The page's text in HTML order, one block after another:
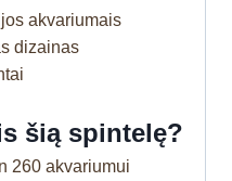
akvariumais
dizainas
šią spintelę?
260 akvariumui